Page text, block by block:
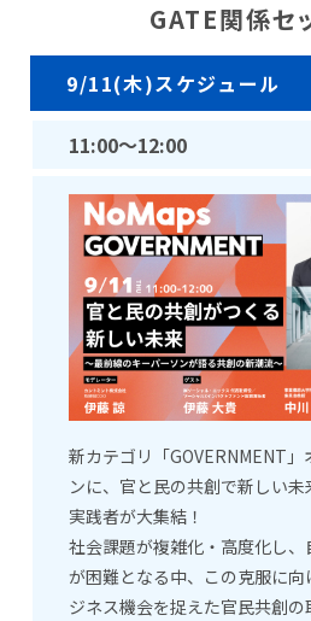
GATE関係セ
9/11(木)スケジュール
11:00～12:00
新カテゴリ「GOVERNMENT
ンに、官と民の共創で新しい
実践者が大集結！
社会課題が複雑化・高度化し
が困難となる中、この克服に向
ジネス機会を捉えた官民共創の